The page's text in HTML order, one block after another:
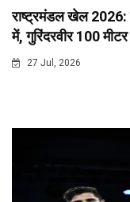
राष्ट्रमंडल खेल 2026:
में, गुरिंदरवीर 100
27 Jul, 2026